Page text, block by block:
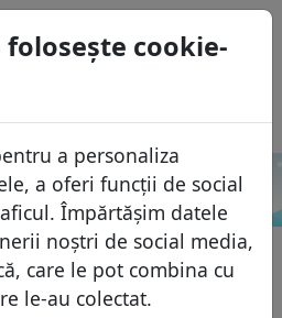
cookie-
a personaliza
a oferi funcții de social
Împărtășim datele
noștri de social media,
care le pot combina cu
le-au colectat.
.holdings Caută